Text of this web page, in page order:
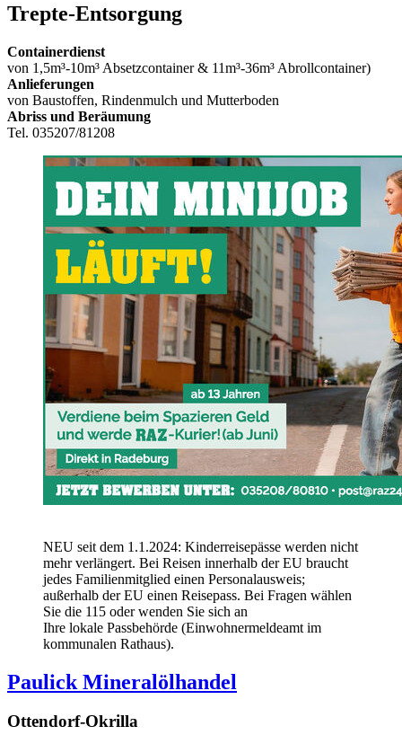
Trepte-Entsorgung
Containerdienst
von 1,5m³-10m³ Absetzcontainer & 11m³-36m³ Abrollcontainer)
Anlieferungen
von Baustoffen, Rindenmulch und Mutterboden
Abriss und Beräumung
Tel. 035207/81208
NEU seit dem 1.1.2024: Kinderreisepässe werden nicht
mehr verlängert. Bei Reisen innerhalb der EU braucht
jedes Familienmitglied einen Personalausweis;
außerhalb der EU einen Reisepass. Bei Fragen wählen
Sie die 115 oder wenden Sie sich an
Ihre lokale Passbehörde (Einwohnermeldeamt im
kommunalen Rathaus).
Paulick Mineralölhandel
Ottendorf-Okrilla